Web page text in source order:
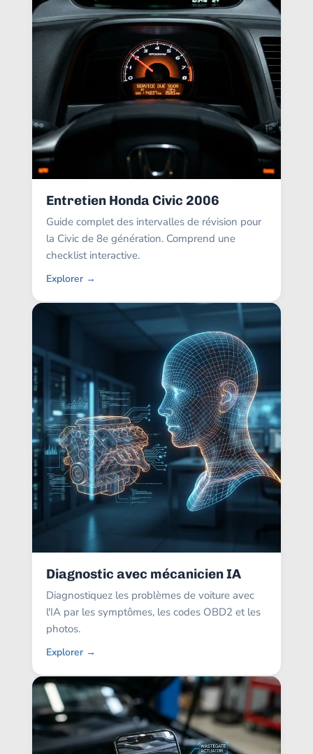
Entretien Honda Civic 2006
Guide complet des intervalles de révision pour
la Civic de 8e génération. Comprend une
checklist interactive.
Explorer →
Diagnostic avec mécanicien IA
Diagnostiquez les problèmes de voiture avec
l'IA par les symptômes, les codes OBD2 et les
photos.
Explorer →